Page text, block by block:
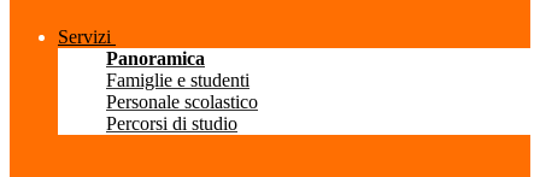
Servizi
Panoramica
Famiglie e studenti
Personale scolastico
Percorsi di studio